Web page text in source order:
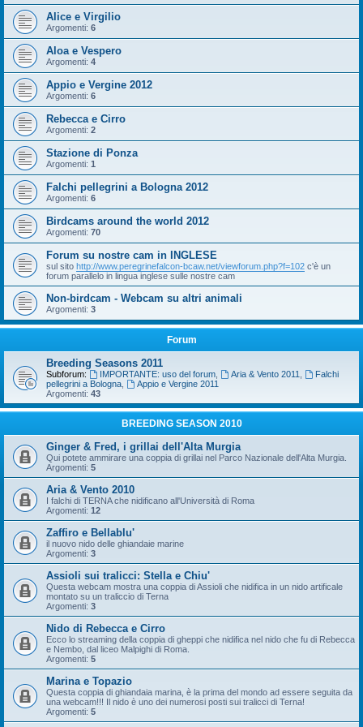
Alice e Virgilio
Argomenti: 6
Aloa e Vespero
Argomenti: 4
Appio e Vergine 2012
Argomenti: 6
Rebecca e Cirro
Argomenti: 2
Stazione di Ponza
Argomenti: 1
Falchi pellegrini a Bologna 2012
Argomenti: 6
Birdcams around the world 2012
Argomenti: 70
Forum su nostre cam in INGLESE
sul sito http://www.peregrinefalcon-bcaw.net/viewforum.php?f=102 c'è un
forum parallelo in lingua inglese sulle nostre cam
Non-birdcam - Webcam su altri animali
Argomenti: 3
Forum
Breeding Seasons 2011
Subforum: IMPORTANTE: uso del forum, Aria & Vento 2011
Falchi
pellegrini a Bologna
Appio e Vergine 2011
Argomenti: 43
BREEDING SEASON 2010
Ginger & Fred, i grillai dell'Alta Murgia
Qui potete ammirare una coppia di grillai nel Parco Nazionale dell'Alta Murgia.
Argomenti: 5
Aria & Vento 2010
I falchi di TERNA che nidificano all'Università di Roma
Argomenti: 12
Zaffiro e Bellablu'
il nuovo nido delle ghiandaie marine
Argomenti: 3
Assioli sui tralicci: Stella e Chiu'
Questa webcam mostra una coppia di Assioli che nidifica in un nido artificale
montato su un traliccio di Terna
Argomenti: 3
Nido di Rebecca e Cirro
Ecco lo streaming della coppia di gheppi che nidifica nel nido che fu di Rebecca
e Nembo, dal liceo Malpighi di Roma.
Argomenti: 5
Marina e Topazio
Questa coppia di ghiandaia marina, è la prima del mondo ad essere seguita da
una webcam!!! Il nido è uno dei numerosi posti sui tralicci di Terna!
Argomenti: 5